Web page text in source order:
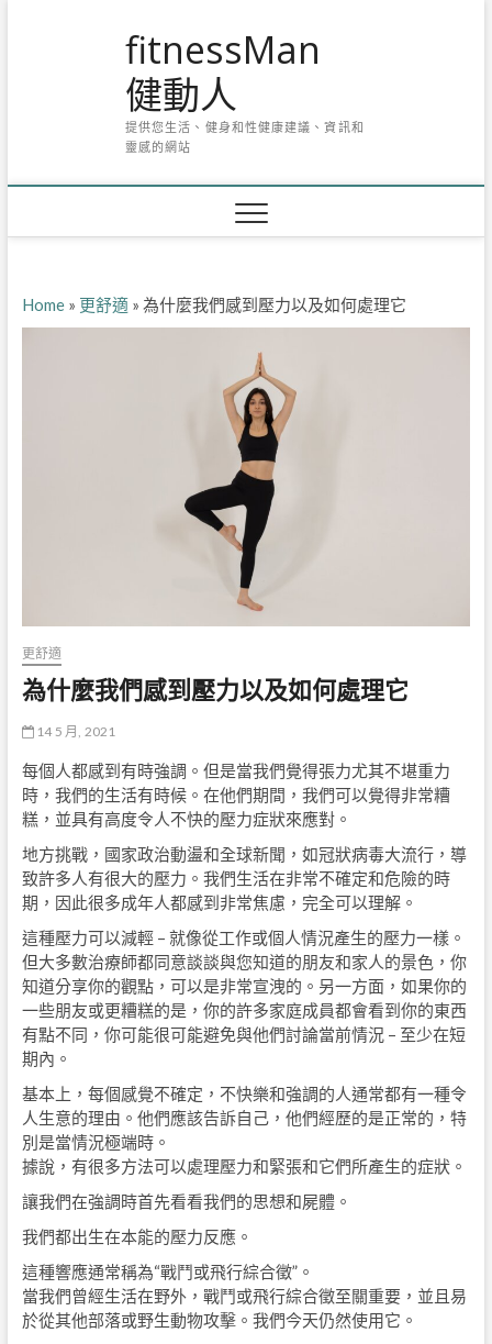
fitnessMan
健動人
提供您生活、健身和性健康建議、資訊和
靈感的網站
Home» 更舒適» 為什麼我們感到壓力以及如何處理它
更舒適
為什麼我們感到壓力以及如何處理它
14 5 月, 2021
每個人都感到有時強調。但是當我們覺得張力尤其不堪重力
時，我們的生活有時候。在他們期間，我們可以覺得非常糟
糕，並具有高度令人不快的壓力症狀來應對。
地方挑戰，國家政治動盪和全球新聞，如冠狀病毒大流行，導
致許多人有很大的壓力。我們生活在非常不確定和危險的時
期，因此很多成年人都感到非常焦慮，完全可以理解。
這種壓力可以減輕 – 就像從工作或個人情況產生的壓力一樣。
但大多數治療師都同意談談與您知道的朋友和家人的景色，你
知道分享你的觀點，可以是非常宣洩的。另一方面，如果你的
一些朋友或更糟糕的是，你的許多家庭成員都會看到你的東西
有點不同，你可能很可能避免與他們討論當前情況 – 至少在短
期內。
基本上，每個感覺不確定，不快樂和強調的人通常都有一種令
人生意的理由。他們應該告訴自己，他們經歷的是正常的，特
別是當情況極端時。
據說，有很多方法可以處理壓力和緊張和它們所產生的症狀。
讓我們在強調時首先看看我們的思想和屍體。
我們都出生在本能的壓力反應。
這種響應通常稱為“戰鬥或飛行綜合徵”。
當我們曾經生活在野外，戰鬥或飛行綜合徵至關重要，並且易
於從其他部落或野生動物攻擊。我們今天仍然使用它。